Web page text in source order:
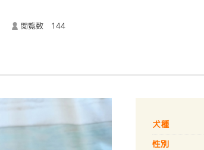
閲覧数 144
犬種
性別